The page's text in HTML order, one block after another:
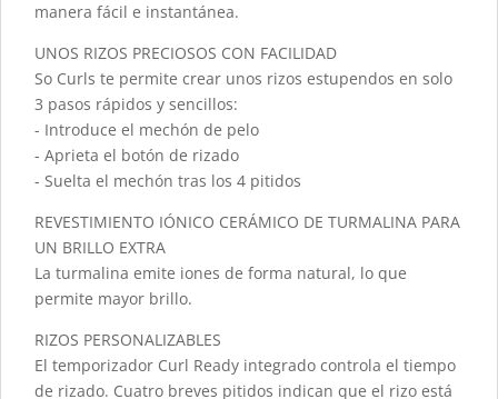
manera fácil e instantánea.
UNOS RIZOS PRECIOSOS CON FACILIDAD
So Curls te permite crear unos rizos estupendos en solo
3 pasos rápidos y sencillos:
- Introduce el mechón de pelo
- Aprieta el botón de rizado
- Suelta el mechón tras los 4 pitidos
REVESTIMIENTO IÓNICO CERÁMICO DE TURMALINA PARA
UN BRILLO EXTRA
La turmalina emite iones de forma natural, lo que
permite mayor brillo.
RIZOS PERSONALIZABLES
El temporizador Curl Ready integrado controla el tiempo
de rizado. Cuatro breves pitidos indican que el rizo está